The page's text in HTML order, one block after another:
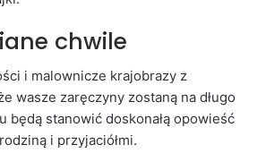
chwile
i malownicze krajobrazy z
wasze zaręczyny zostaną na długo
będą stanowić doskonałą opowieść
i przyjaciółmi.